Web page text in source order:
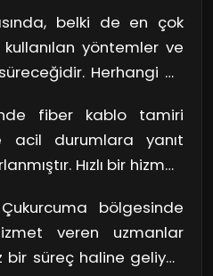
karşılaştığı bir sorun!
işliyor? Öncelikle,
nerede hasar
eder. Akabinde,
noktayı onarır
bir kablo ile değiştirir.
belki de en çok
yöntemler ve
Herhangi bir
gidermektedir. Bu
esnasında sizi
güven duygusunu
fiber kablo tamiri
acil durumlara yanıt
Hızlı bir hizmet,
sağlanması için
dijital yaşamınıza
etmenizi sağlar.
bölgesinde
veren uzmanlar
süreç haline geliyor.